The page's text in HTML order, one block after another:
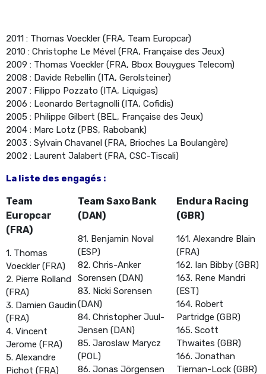
2011 : Thomas Voeckler (FRA, Team Europcar)
2010 : Christophe Le Mével (FRA, Française des Jeux)
2009 : Thomas Voeckler (FRA, Bbox Bouygues Telecom)
2008 : Davide Rebellin (ITA, Gerolsteiner)
2007 : Filippo Pozzato (ITA, Liquigas)
2006 : Leonardo Bertagnolli (ITA, Cofidis)
2005 : Philippe Gilbert (BEL, Française des Jeux)
2004 : Marc Lotz (PBS, Rabobank)
2003 : Sylvain Chavanel (FRA, Brioches La Boulangère)
2002 : Laurent Jalabert (FRA, CSC-Tiscali)
La liste des engagés :
Team
Europcar
(FRA)
1. Thomas
Voeckler (FRA)
2. Pierre Rolland
(FRA)
3. Damien Gaudin
(FRA)
4. Vincent
Jerome (FRA)
5. Alexandre
Pichot (FRA)
Team Saxo Bank
(DAN)
81. Benjamin Noval
(ESP)
82. Chris-Anker
Sorensen (DAN)
83. Nicki Sorensen
(DAN)
84. Christopher Juul-
Jensen (DAN)
85. Jaroslaw Marycz
(POL)
86. Jonas Jörgensen
Endura Racing
(GBR)
161. Alexandre Blain
(FRA)
162. Ian Bibby (GBR)
163. Rene Mandri
(EST)
164. Robert
Partridge (GBR)
165. Scott
Thwaites (GBR)
166. Jonathan
Tiernan-Lock (GBR)